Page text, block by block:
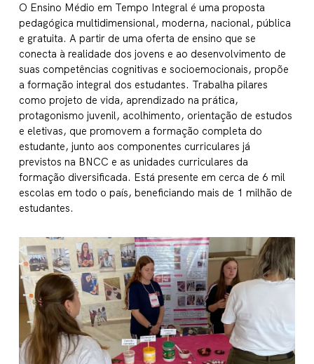
O Ensino Médio em Tempo Integral é uma proposta
pedagógica multidimensional, moderna, nacional, pública
e gratuita. A partir de uma oferta de ensino que se
conecta à realidade dos jovens e ao desenvolvimento de
suas competências cognitivas e socioemocionais, propõe
a formação integral dos estudantes. Trabalha pilares
como projeto de vida, aprendizado na prática,
protagonismo juvenil, acolhimento, orientação de estudos
e eletivas, que promovem a formação completa do
estudante, junto aos componentes curriculares já
previstos na BNCC e as unidades curriculares da
formação diversificada. Está presente em cerca de 6 mil
escolas em todo o país, beneficiando mais de 1 milhão de
estudantes.